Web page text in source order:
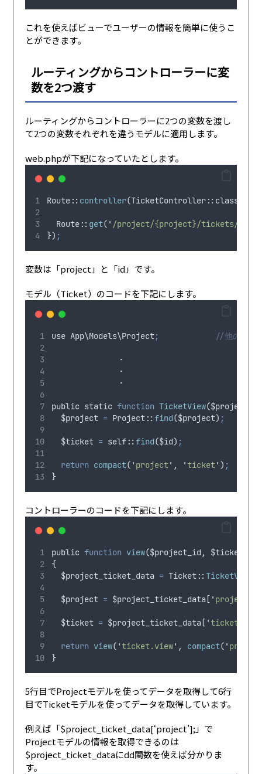
これを使えばビューでユーザーの情報を簡単に使うこ
とができます。
ルーティングからコントローラーに変
数を2つ渡す
ルーティングからコントローラーに2つの変数を渡し
て2つの変数それぞれを違うモデルに適用します。
web.phpが下記になっていたとします。
Route: : controller(TicketController:: class
  Route
: : get( ' /project/{project}/tickets/
}) ;
変数は「project」と「id」です。
モデル（Ticket）のコードを下記にします。
use App\Models\Project; //他のモデ
              ・
              ・
              ・
public static function TicketView($project
$project = Project : : find($project) ;
$ticket = self : : find($id) ;
return compact( ' project' , 'ticket' ) ;
}
コントローラーのコードを下記にします。
public function view($project_id , $ticket_id
{
$project_ticket_data = Ticket : :TicketView
$project = $project_ticket_data [ ' project
$ticket = $project_ticket_data [ 'ticket
return view( 'ticket.view' , compact( ' project
}
5行目でProjectモデルを使ってデータを取得して6行
目でTicketモデルを使ってデータを取得しています。
例えば「$project_ticket_data[‘project’];」で
Projectモデルの情報を取得できるのは
$project_ticket_dataにdd関数を使えば分かりま
す。